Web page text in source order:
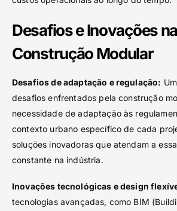
Desafios e Inovações na
Construção Modular
Desafios de adaptação e regulação:
desafios enfrentados pela construção
necessidade de adaptação às
contexto urbano específico de cada
soluções inovadoras que atendam a
constante na indústria.
Inovações tecnológicas e design
tecnologias avançadas, como BIM